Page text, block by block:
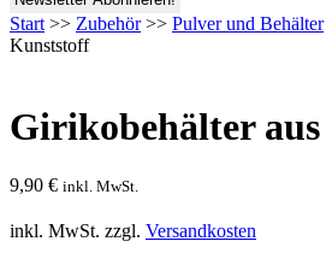
Start >> Zubehör>> Pulver und Behälter
Kunststoff
Girikobehälter
9,90 € inkl. MwSt.
inkl. MwSt. zzgl. Versandkosten